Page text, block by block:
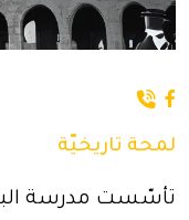
لمحة تاريخيّة